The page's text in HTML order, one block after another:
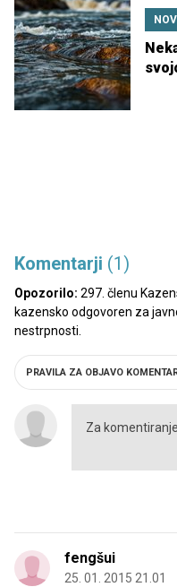
Komentarji (1)
Opozorilo: 297. členu
kazensko odgovoren za
nestrpnosti.
PRAVILA ZA OBJAVO
fengšui
25. 01. 2015 21.01